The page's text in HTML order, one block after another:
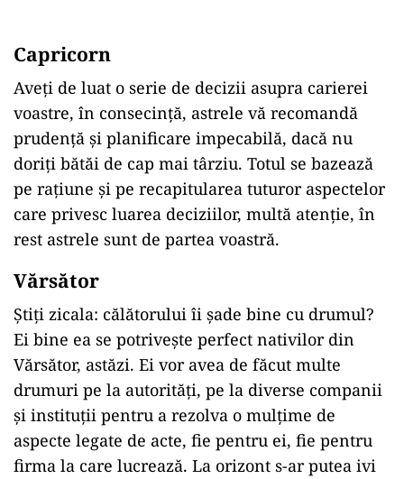
Capricorn
Aveți de luat o serie de decizii asupra carierei
voastre, în consecință, astrele vă recomandă
prudență și planificare impecabilă, dacă nu
doriți bătăi de cap mai târziu. Totul se bazează
pe rațiune și pe recapitularea tuturor aspectelor
care privesc luarea deciziilor, multă atenție, în
rest astrele sunt de partea voastră.
Vărsător
Știți zicala: călătorului îi șade bine cu drumul?
Ei bine ea se potrivește perfect nativilor din
Vărsător, astăzi. Ei vor avea de făcut multe
drumuri pe la autorități, pe la diverse companii
și instituții pentru a rezolva o mulțime de
aspecte legate de acte, fie pentru ei, fie pentru
firma la care lucrează. La orizont s-ar putea ivi